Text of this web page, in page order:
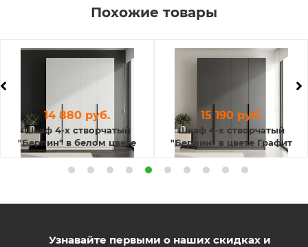
Похожие товары
Шкаф 4-х створчатый
"Берлин" в белом цвете
14 880 руб.
Шкаф 4-х створчатый
"Берлин" в цвете Графит
15 190 руб.
Узнавайте первыми о наших скидках и